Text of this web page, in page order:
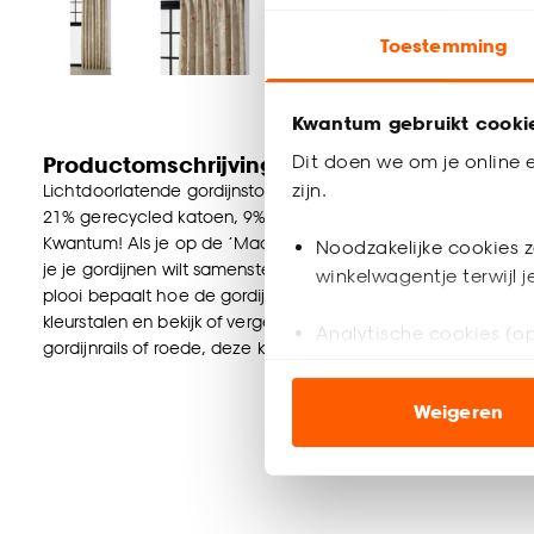
Toestemming
Kwantum gebruikt
Dit doen we om je online
zijn.
Noodzakelijke cookies
winkelwagentje terwijl
Analytische cookies
ook buiten de
Klik op ‘Ja, alles
noodzakelijke cookies
Weigeren
Productomschrijving
Lichtdoorlatende gordijnstof Anneli in de kleur naturel met
21% gerecycled katoen, 9% katoen en 70% polyester. 145
Kwantum! Als je op de ‘Maak op maat’ button klikt, kom je
je je gordijnen wilt samenstellen. Naast kleur en eventuele
plooi bepaalt hoe de gordijnen hangen en kan nét dat
kleurstalen en bekijk of vergelijk eenvoudig welke gordijnstof
gordijnrails of roede, deze kun je los bestellen via de winkel of